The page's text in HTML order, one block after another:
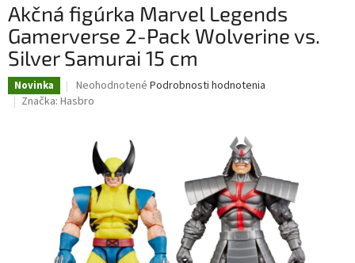
Akčná figúrka Marvel Legends
Gamerverse 2-Pack Wolverine vs.
Silver Samurai 15 cm
Novinka
Priemerné
hodnotenie
hviezdičiek.
Neohodnotené Podrobnosti hodnotenia
Značka: Hasbro